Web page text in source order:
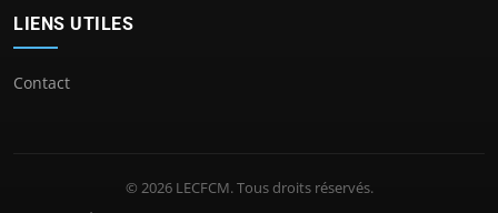
LIENS UTILES
Contact
© 2026 LECFCM. Tous droits réservés.